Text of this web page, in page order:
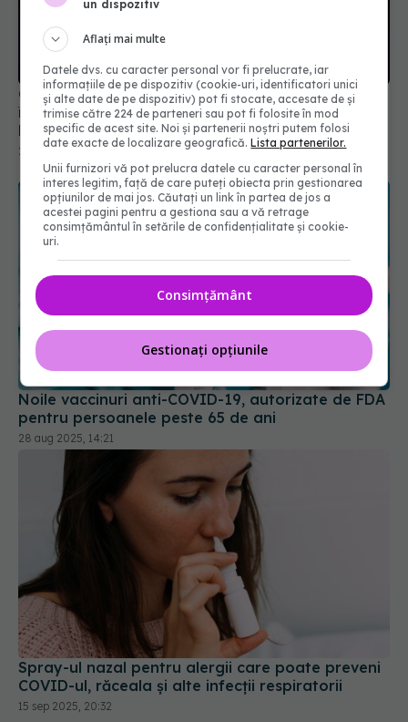
China neagă originea COVID. Dispută globală
între teoria zoonotică și ipoteza scăpării din
laborator
23 apr 2025, 22:38
Noile vaccinuri anti-COVID-19, autorizate de FDA
pentru persoanele peste 65 de ani
28 aug 2025, 14:21
Spray-ul nazal pentru alergii care poate preveni
COVID-ul, răceala și alte infecții respiratorii
15 sep 2025, 20:32
un dispozitiv
Aflați mai multe
Datele dvs. cu caracter personal vor fi prelucrate, iar
informațiile de pe dispozitiv (cookie-uri, identificatori unici
și alte date de pe dispozitiv) pot fi stocate, accesate de și
trimise către 224 de parteneri sau pot fi folosite în mod
specific de acest site. Noi și partenerii noștri putem folosi
date exacte de localizare geografică.Lista partenerilor.
Unii furnizori vă pot prelucra datele cu caracter personal în
interes legitim, față de care puteți obiecta prin gestionarea
opțiunilor de mai jos. Căutați un link în partea de jos a
acestei pagini pentru a gestiona sau a vă retrage
consimțământul în setările de confidențialitate și cookie-
uri.
Consimțământ
Gestionați opțiunile